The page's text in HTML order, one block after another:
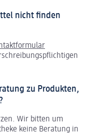
nicht finden
zu Produkten,
Wir bitten um
keine Beratung in